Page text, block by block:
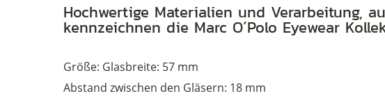
Hochwertige Materialien und Verarbeitung,
kennzeichnen die Marc O´Polo Eyewear
Größe: Glasbreite: 57 mm
Abstand zwischen den Gläsern: 18 mm